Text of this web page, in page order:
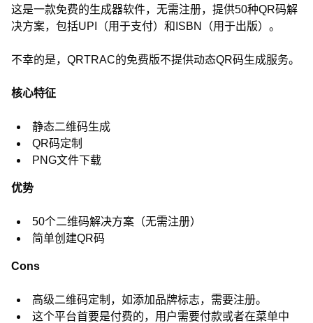
这是一款免费的生成器软件，无需注册，提供50种QR码解
决方案，包括UPI（用于支付）和ISBN（用于出版）。
不幸的是，QRTRAC的免费版不提供动态QR码生成服务。
核心特征
静态二维码生成
QR码定制
PNG文件下载
优势
50个二维码解决方案（无需注册）
简单创建QR码
Cons
高级二维码定制，如添加品牌标志，需要注册。
这个平台首要是付费的，用户需要付款或者在菜单中